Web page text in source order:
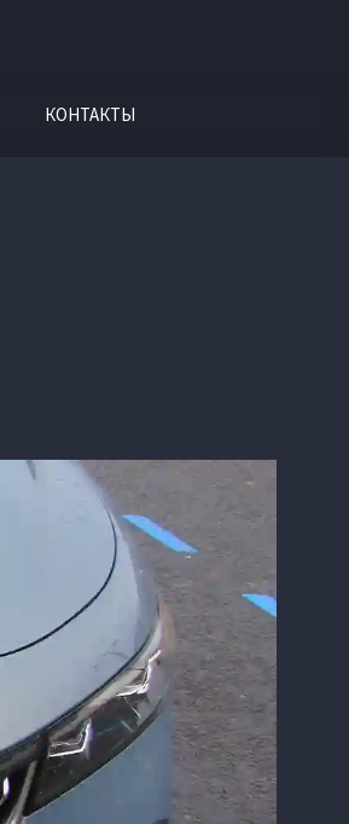
КОНТАКТЫ